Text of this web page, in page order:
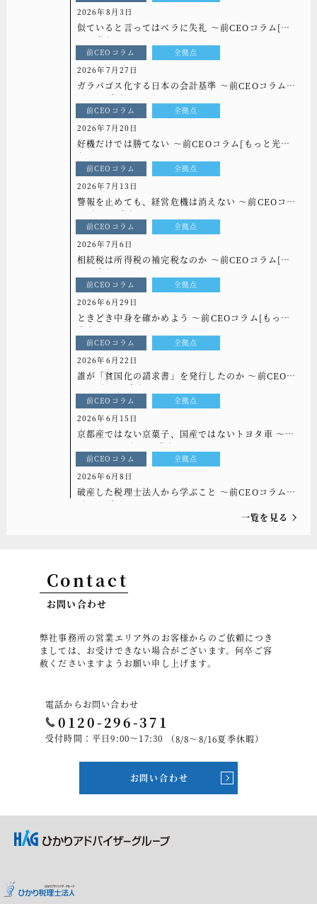
2026年8月3日
似ていると言ってはベラに失礼 ～前CEOコラム[も
っと光を]vol.339
前CEOコラム 全拠点
2026年7月27日
ガラパゴス化する日本の会計基準 ～前CEOコラム
[もっと光を]vol.338
前CEOコラム 全拠点
2026年7月20日
好機だけでは勝てない ～前CEOコラム[もっと光
を]vol.337
前CEOコラム 全拠点
2026年7月13日
警報を止めても、経営危機は消えない ～前CEOコラ
ム[もっと光を]vol.336
前CEOコラム 全拠点
2026年7月6日
相続税は所得税の補完税なのか ～前CEOコラム[も
っと光を]vol.335
前CEOコラム 全拠点
2026年6月29日
ときどき中身を確かめよう ～前CEOコラム[もっと
光を]vol.334
前CEOコラム 全拠点
2026年6月22日
誰が「貧国化の請求書」を発行したのか ～前CEOコ
ラム[もっと光を]vol.333
前CEOコラム 全拠点
2026年6月15日
京都産ではない京菓子、国産ではないトヨタ車 ～前
CEOコラム[もっと光を]vol.332
前CEOコラム 全拠点
2026年6月8日
破産した税理士法人から学ぶこと ～前CEOコラム
[もっと光を]vol.331
一覧を見る
Contact
お問い合わせ
弊社事務所の営業エリア外のお客様からのご依頼につき
ましては、お受けできない場合がございます。何卒ご容
赦くださいますようお願い申し上げます。
電話からお問い合わせ
0120-296-371
受付時間：平日9:00～17:30 （8/8～8/16夏季休暇）
お問い合わせ